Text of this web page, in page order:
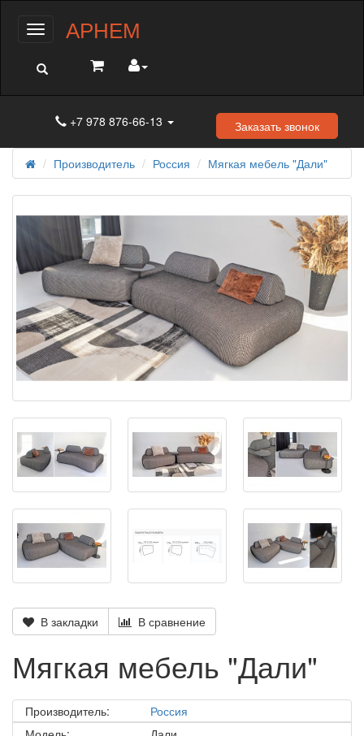
МенюАРНЕМ
+7 978 876-66-13 Заказать звонок
Производитель Россия Мягкая мебель "Дали"
В закладки В сравнение
Мягкая мебель "Дали"
Производитель:
Россия